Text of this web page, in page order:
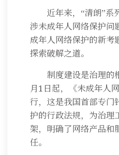
近年来，“清朗”系
涉未成年人网络保护问
成年人网络保护的新考
探索破解之道。
制度建设是治理的
月1日起，《未成年人
行，这是我国首部专门
护的行政法规，为治理
架，明确了网络产品和
任。